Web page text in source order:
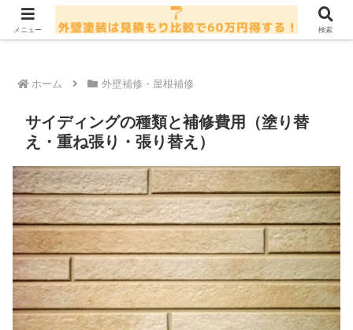
コンテンツには広告が含まれている場合があります
ホーム 外壁補修・屋根補修
サイディングの種類と補修費用（塗り替
え・重ね張り・張り替え）
メニュー 検索